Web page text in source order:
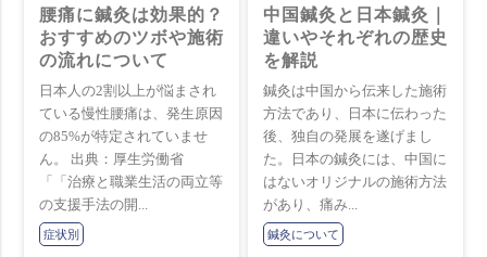
腰痛に鍼灸は効果的？
おすすめのツボや施術
の流れについて
日本人の2割以上が悩まされ
ている慢性腰痛は、発生原因
の85%が特定されていませ
ん。 出典：厚生労働省
「「治療と職業生活の両立等
の支援手法の開...
症状別
中国鍼灸と日本鍼灸｜
違いやそれぞれの歴史
を解説
鍼灸は中国から伝来した施術
方法であり、日本に伝わった
後、独自の発展を遂げまし
た。日本の鍼灸には、中国に
はないオリジナルの施術方法
があり、痛み...
鍼灸について